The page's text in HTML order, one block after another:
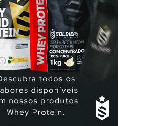
21 comprimidos por carte...